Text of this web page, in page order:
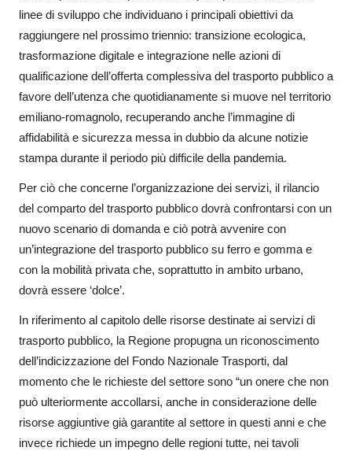
linee di sviluppo che individuano i principali obiettivi da
raggiungere nel prossimo triennio: transizione ecologica,
trasformazione digitale e integrazione nelle azioni di
qualificazione dell’offerta complessiva del trasporto pubblico a
favore dell’utenza che quotidianamente si muove nel territorio
emiliano-romagnolo, recuperando anche l’immagine di
affidabilità e sicurezza messa in dubbio da alcune notizie
stampa durante il periodo più difficile della pandemia.
Per ciò che concerne l’organizzazione dei servizi, il rilancio
del comparto del trasporto pubblico dovrà confrontarsi con un
nuovo scenario di domanda e ciò potrà avvenire con
un’integrazione del trasporto pubblico su ferro e gomma e
con la mobilità privata che, soprattutto in ambito urbano,
dovrà essere ‘dolce’.
In riferimento al capitolo delle risorse destinate ai servizi di
trasporto pubblico, la Regione propugna un riconoscimento
dell’indicizzazione del Fondo Nazionale Trasporti, dal
momento che le richieste del settore sono “un onere che non
può ulteriormente accollarsi, anche in considerazione delle
risorse aggiuntive già garantite al settore in questi anni e che
invece richiede un impegno delle regioni tutte, nei tavoli